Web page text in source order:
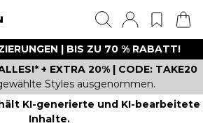
| BIS ZU 70 % RABATT!
+ EXTRA 20% | CODE: TAKE20
Styles ausgenommen.
KI-generierte und KI-bearbeitete
Inhalte.